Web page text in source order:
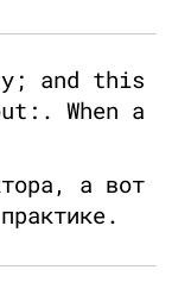
and this
When a
а вот